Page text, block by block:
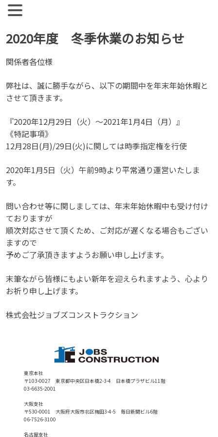
Skip
to
content
【公式】ジョブズコンストラクション
弊社では雇用促進を目標に人材紹介、人材派遣を行っておりま
離職率が非常に高い実情があります。
2020年度 冬季休業のお知らせ
関係者各位様
弊社は、誠に勝手ながら、以下の期間中を年末年始休暇と
させて頂きます。
『2020年12月29日（火）～2021年1月4日（月）』
《特記事項》
12月28日(月)/29日(火)に関しては時季指定権を行使
2020年1月5日（火）午前9時より平常通り運営いたしま
す。
問い合わせ等に関しましては、年末年始休暇中も受け付け
ておりますが
順次対応させて頂くため、ご対応が遅くなる場合もござい
ますので
予めご了承頂きますようお願い申し上げます。
末筆ながら皆様にもよい新年を迎えられますよう、心より
お祈り申し上げます。
株式会社ジョブズコンストラクション
東京本社
〒103-0027 東京都中央区日本橋2-3-4 日本橋プラザビル11階
03-6635-2001
大阪支社
〒530-0001 大阪府大阪市北区梅田3-4-5 毎日新聞ビル6階
06-7526-3100
名古屋支社